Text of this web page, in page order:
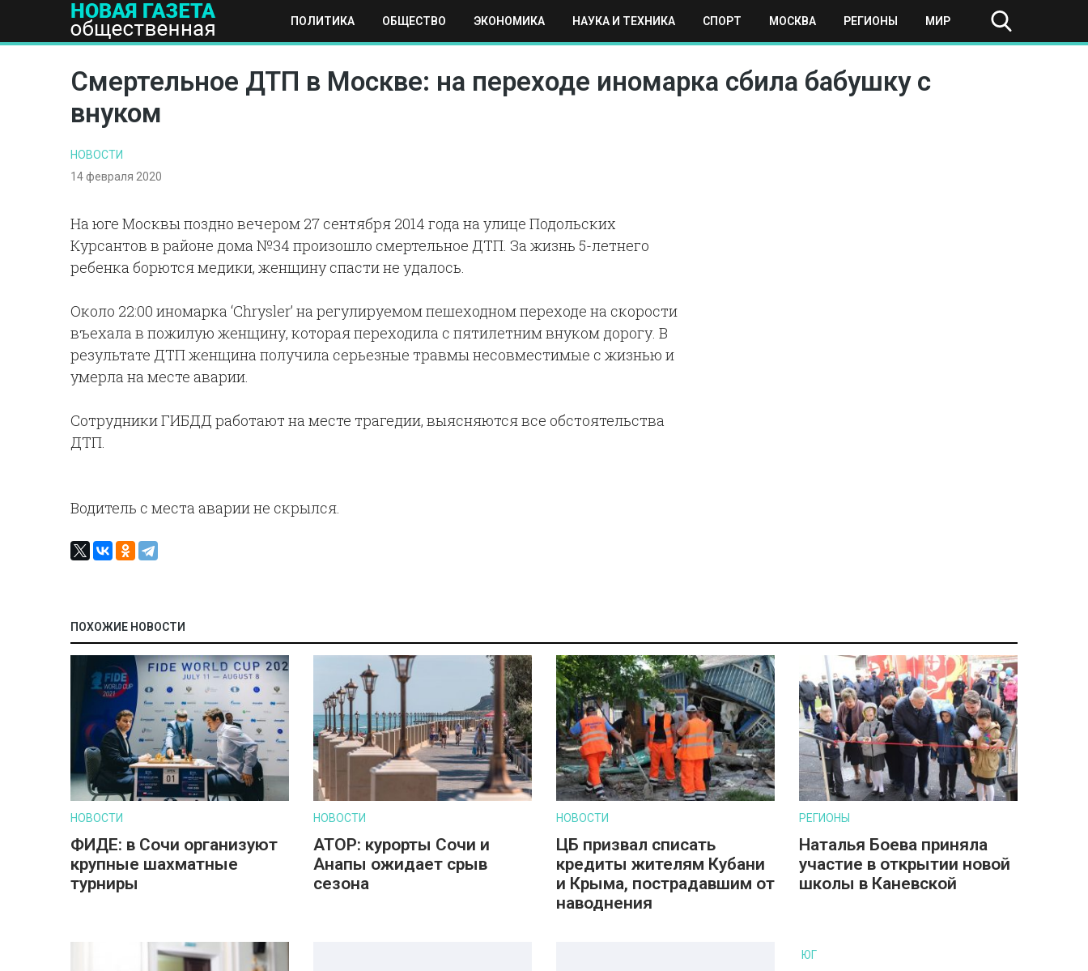
ПОЛИТИКА ОБЩЕСТВО ЭКОНОМИКА НАУКА И ТЕХНИКА СПОРТ МОСКВА РЕГИОНЫ МИР
ПОЛИТИКА ОБЩЕСТВО ЭКОНОМИКА НАУКА И ТЕХНИКА СПОРТ МОСКВА РЕГИОНЫ МИР
Смертельное ДТП в Москве: на переходе иномарка сбила бабушку с
внуком
НОВОСТИ
14 февраля 2020
На юге Москвы поздно вечером 27 сентября 2014 года на улице Подольских
Курсантов в районе дома №34 произошло смертельное ДТП. За жизнь 5-летнего
ребенка борются медики, женщину спасти не удалось.
Около 22:00 иномарка ‘Chrysler’ на регулируемом пешеходном переходе на скорости
въехала в пожилую женщину, которая переходила с пятилетним внуком дорогу. В
результате ДТП женщина получила серьезные травмы несовместимые с жизнью и
умерла на месте аварии.
Сотрудники ГИБДД работают на месте трагедии, выясняются все обстоятельства
ДТП.
Водитель с места аварии не скрылся.
ПОХОЖИЕ НОВОСТИ
НОВОСТИ
ФИДЕ: в Сочи организуют
крупные шахматные
турниры
НОВОСТИ
АТОР: курорты Сочи и
Анапы ожидает срыв
сезона
НОВОСТИ
ЦБ призвал списать
кредиты жителям Кубани
и Крыма, пострадавшим от
наводнения
РЕГИОНЫ
Наталья Боева приняла
участие в открытии новой
школы в Каневской
ЮГ